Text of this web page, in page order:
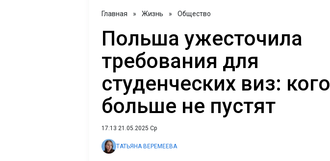
Главная » Жизнь » Общество
Польша ужесточила
требования для
студенческих виз: кого
больше не пустят
17:13 21.05.2025 Ср
ТАТЬЯНА ВЕРЕМЕЕВА